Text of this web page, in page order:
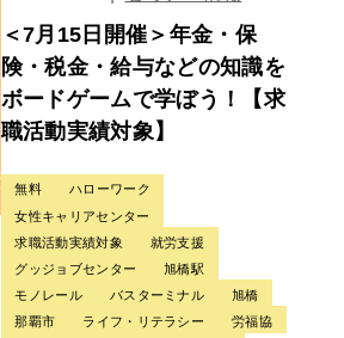
＜7月15日開催＞年金・保
険・税金・給与などの知識を
ボードゲームで学ぼう！【求
職活動実績対象】
無料
ハローワーク
女性キャリアセンター
求職活動実績対象
就労支援
グッジョブセンター
旭橋駅
モノレール
バスターミナル
旭橋
那覇市
ライフ・リテラシー
労福協